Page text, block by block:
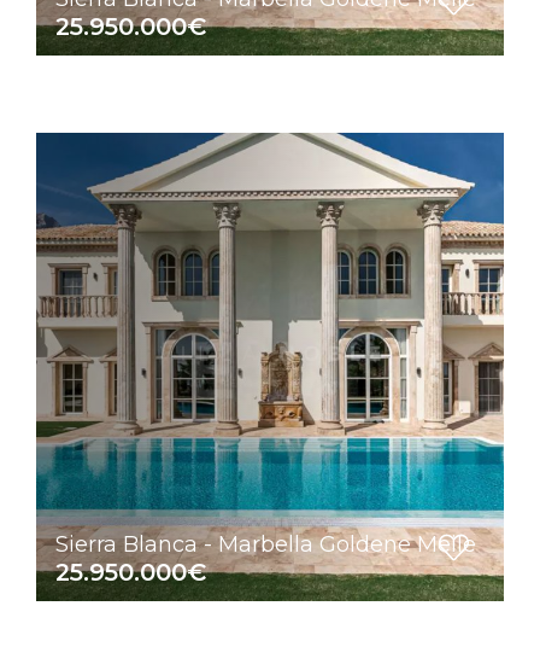
25.950.000€
Sierra Blanca - Marbella Goldene Meile
25.950.000€